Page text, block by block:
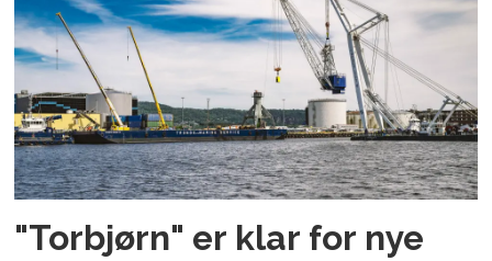
"Torbjørn" er klar for nye